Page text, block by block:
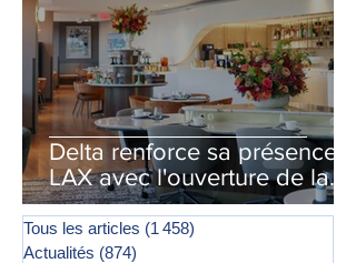
Delta renforce sa présence à
LAX avec l'ouverture de la
première phase d'un second
salon Delta One
Tous les articles (1 458)
Actualités (874)